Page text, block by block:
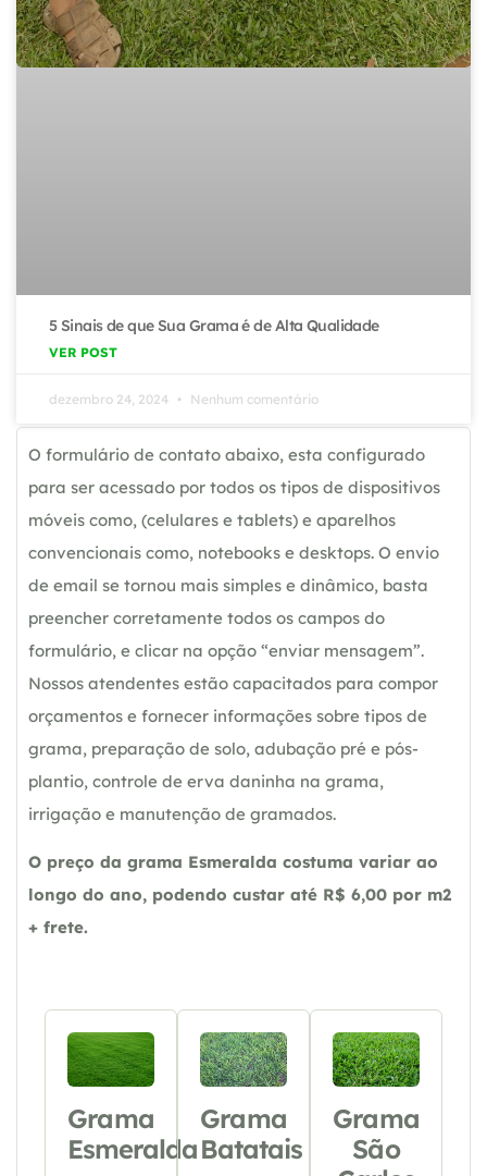
5 Sinais de que Sua Grama é de Alta Qualidade
VER POST
dezembro 24, 2024 Nenhum comentário
O formulário de contato abaixo, esta configurado
para ser acessado por todos os tipos de dispositivos
móveis como, (celulares e tablets) e aparelhos
convencionais como, notebooks e desktops. O envio
de email se tornou mais simples e dinâmico, basta
preencher corretamente todos os campos do
formulário, e clicar na opção “enviar mensagem”.
Nossos atendentes estão capacitados para compor
orçamentos e fornecer informações sobre tipos de
grama, preparação de solo, adubação pré e pós-
plantio, controle de erva daninha na grama,
irrigação e manutenção de gramados.
O preço da grama Esmeralda costuma variar ao
longo do ano, podendo custar até R$ 6,00 por m2
+ frete.
Grama
Esmeralda
Grama
Batatais
Grama
São